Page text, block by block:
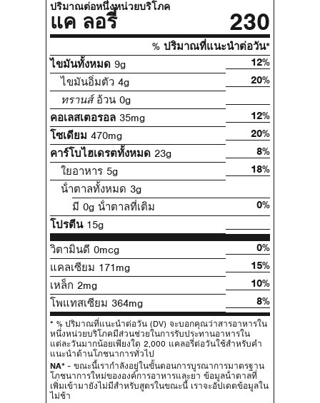
ปริมาณต่อหนึ่งหน่วยบริโภค
แค ลอรี่ 230
% ปริมาณที่แนะนําต่อวัน*
ไขมันทั้งหมด 9g
12%
ไขมันอิ่มตัว 4g
20%
ทรานส์อ้วน 0g
คอเลสเตอรอล 35mg
12%
โซเดียม 470mg
20%
คาร์โบไฮเดรตทั้งหมด 23g
8%
ใยอาหาร 5g
18%
น้ําตาลทั้งหมด 3g
มี 0g น้ําตาลที่เติม
0%
โปรตีน15g
วิตามินดี 0mcg
0%
แคลเซียม 171mg
15%
เหล็ก 2mg
10%
โพแทสเซียม 364mg
8%
* % ปริมาณที่แนะนําต่อวัน (DV) จะบอกคุณว่าสารอาหารใน
หนึ่งหน่วยบริโภคมีส่วนช่วยในการรับประทานอาหารใน
แต่ละวันมากน้อยเพียงใด 2,000 แคลอรี่ต่อวันใช้สําหรับคํา
แนะนําด้านโภชนาการทั่วไป
NA* - ขณะนี้เรากําลังอยู่ในขั้นตอนการบูรณาการมาตรฐาน
โภชนาการใหม่ขององค์การอาหารและยา ข้อมูลน้ําตาลที่
เพิ่มเข้ามายังไม่มีสําหรับสูตรในขณะนี้ เราจะอัปเดตข้อมูลใน
ไม่ช้า